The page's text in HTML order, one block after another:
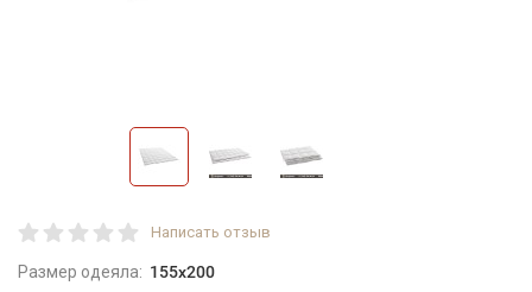
Написать отзыв
Размер одеяла: 155x200